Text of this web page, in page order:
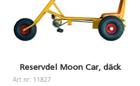
Reservdel Moon Car, däck
Art.nr: 11827